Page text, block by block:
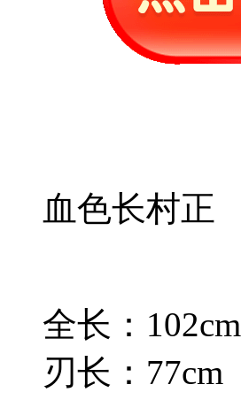
血色长村正
全长：102cm
刃长：77cm